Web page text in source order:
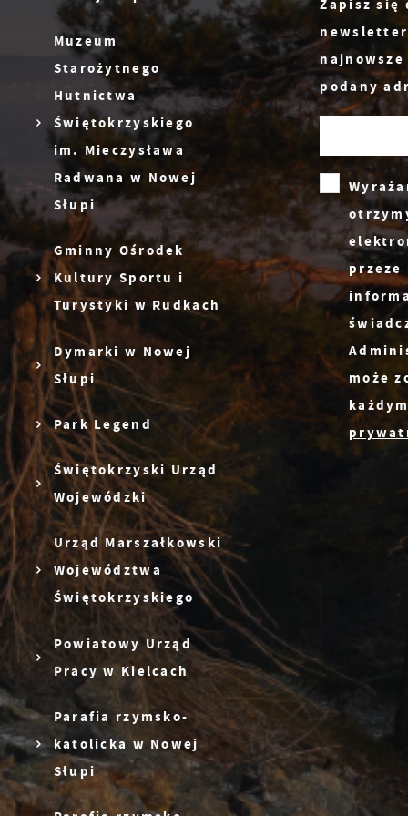
Muzeum
Starożytnego
Hutnictwa
Świętokrzyskiego
im. Mieczysława
Radwana w Nowej
Słupi
Gminny Ośrodek
Kultury Sportu i
Turystyki w Rudkach
Dymarki w Nowej
Słupi
Park Legend
Świętokrzyski Urząd
Wojewódzki
Urząd Marszałkowski
Województwa
Świętokrzyskiego
Powiatowy Urząd
Pracy w Kielcach
Parafia rzymsko-
katolicka w Nowej
Słupi
Zapisz się
podany
przeze
może